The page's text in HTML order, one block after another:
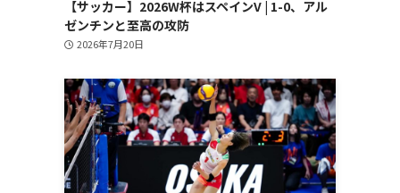
【サッカー】2026W杯はスペインV | 1-0、アル
ゼンチンと至高の攻防
2026年7月20日